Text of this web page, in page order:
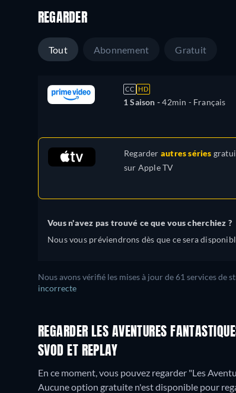
REGARDER
Tout Abonnement Gratuit
CC HD
1 Saison -42min - Français
Regarder autres séries
sur Apple TV
Vous n'avez pas trouvé ce que vous cherchiez ?
Nous vous préviendrons dès que ce sera
Nous avons vérifié les mises à jour de 61 services de
incorrecte
REGARDER LES AVENTURES
SVOD ET REPLAY
En ce moment, vous pouvez regarder "Les
Aucune option gratuite n'est disponible pour